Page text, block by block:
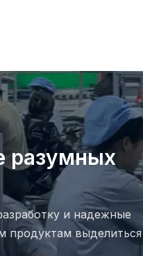
разумных
и надежные
продуктам выделиться